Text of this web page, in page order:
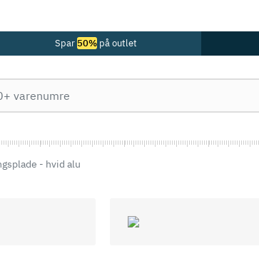
Spar 50% på outlet
- hvid alu